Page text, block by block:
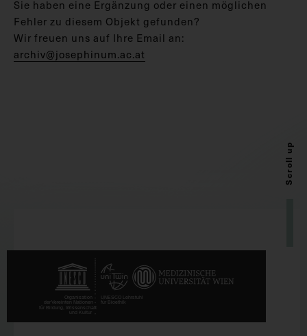
Sie haben eine Ergänzung oder einen möglichen
Fehler zu diesem Objekt gefunden?
Wir freuen uns auf Ihre Email an:
archiv@josephinum.ac.at
Scroll up